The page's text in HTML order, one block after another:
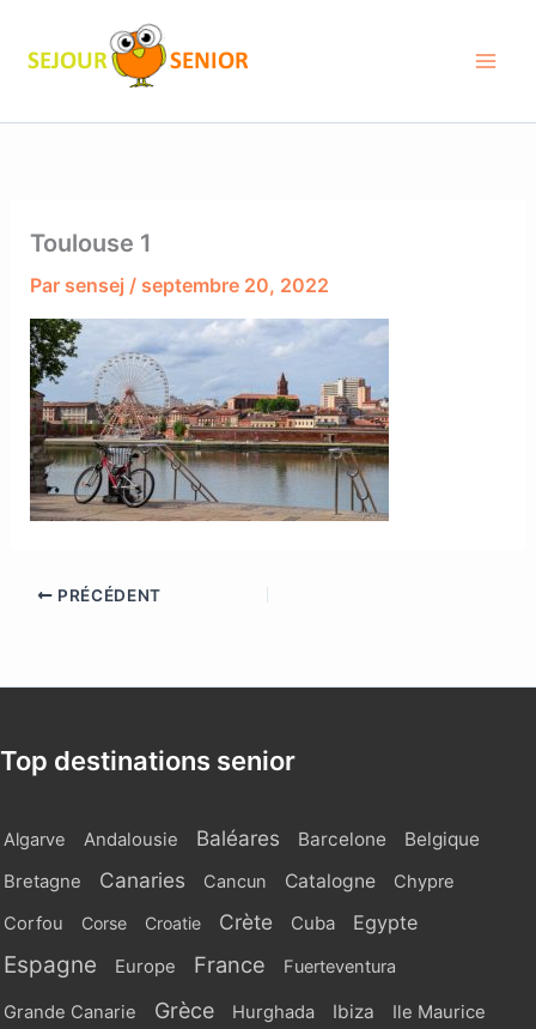
contenu
Toulouse 1
Par sensej / septembre 20, 2022
PRÉCÉDENT
Top destinations senior
Algarve Andalousie Baléares Barcelone Belgique
Bretagne Canaries Cancun Catalogne
Chypre
Corfou
Corse Croatie Crète Cuba Egypte
Espagne Europe France Fuerteventura
Grande Canarie Grèce Hurghada Ibiza Ile Maurice